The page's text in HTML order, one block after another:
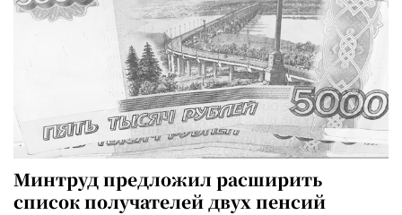
Минтруд предложил расширить
список получателей двух пенсий